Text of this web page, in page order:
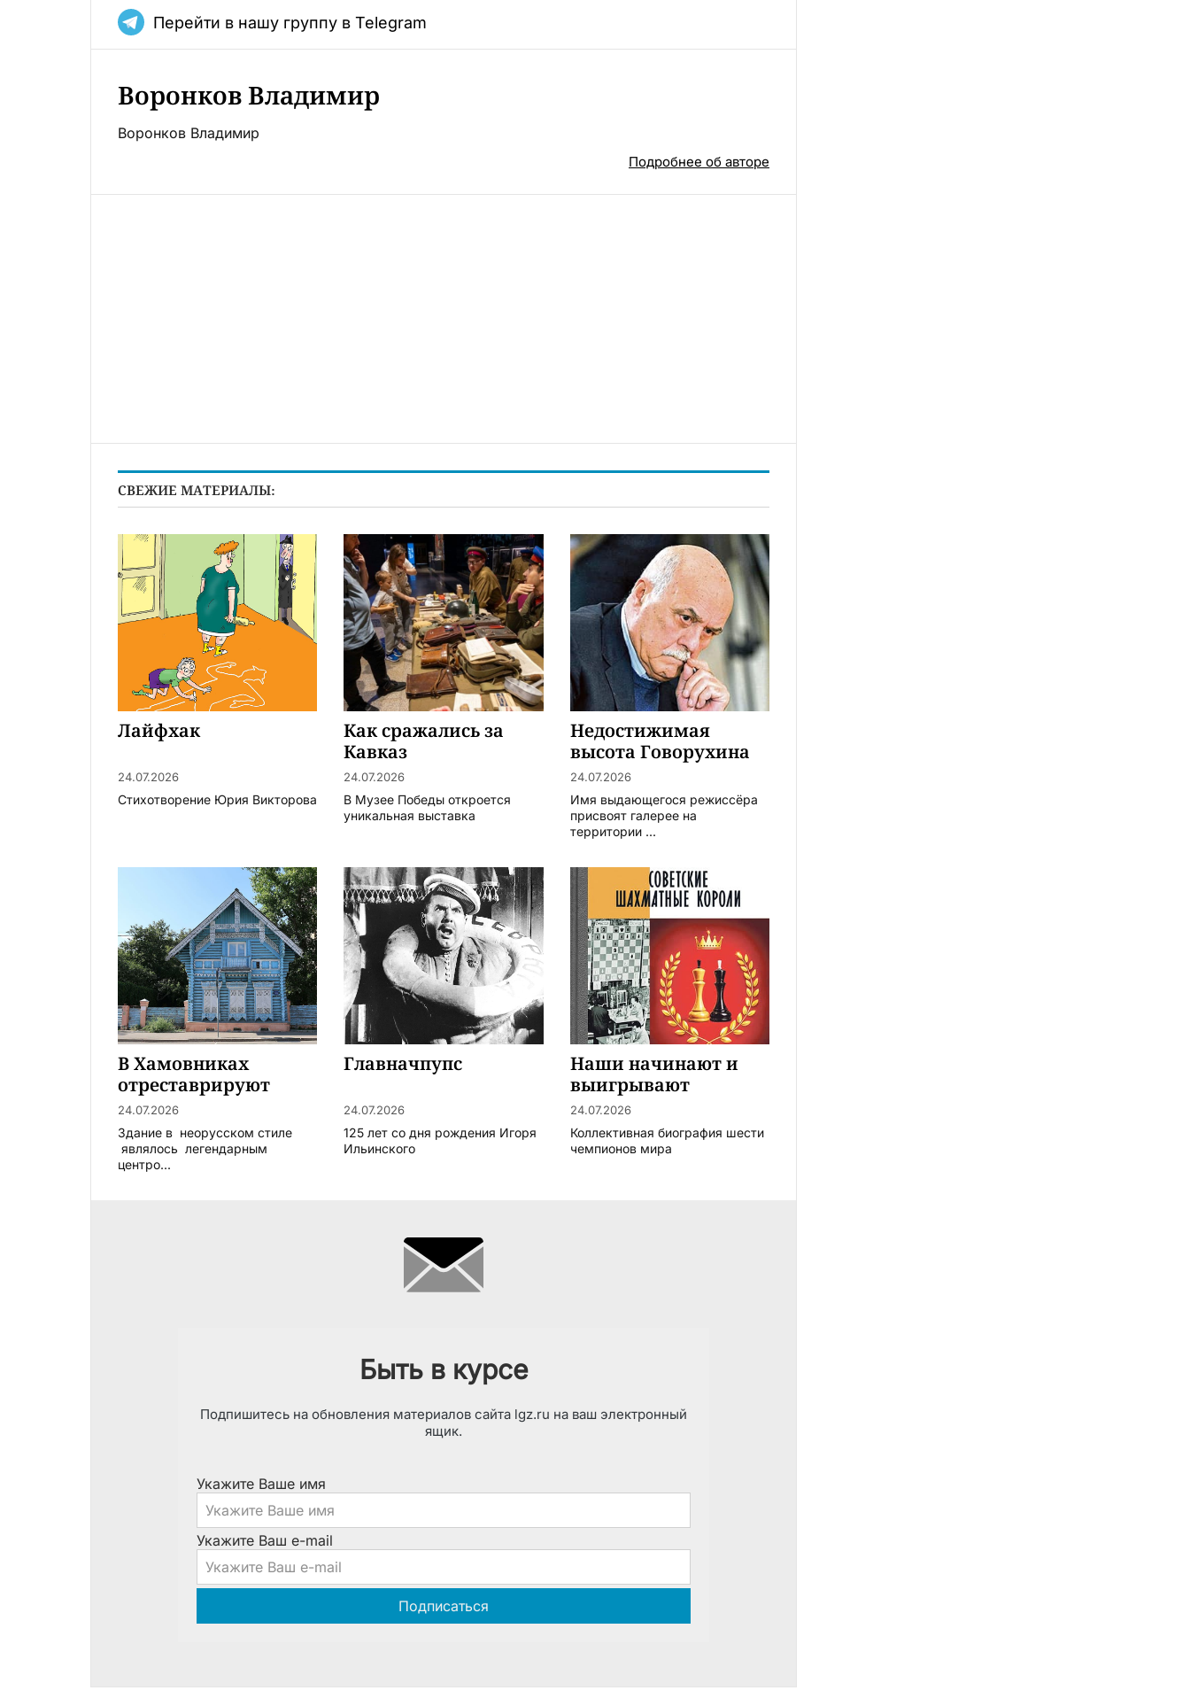
Перейти в нашу группу в Telegram
Воронков Владимир
Воронков Владимир
Подробнее об авторе
СВЕЖИЕ МАТЕРИАЛЫ:
Лайфхак
24.07.2026
Стихотворение Юрия Викторова
Как сражались за
Кавказ
24.07.2026
В Музее Победы откроется
уникальная выставка
Недостижимая
высота Говорухина
24.07.2026
Имя выдающегося режиссёра
присвоят галерее на
территории ...
В Хамовниках
отреставрируют
легендарную
Погодинскую избу
24.07.2026
Здание в неорусском стиле
являлось легендарным
центро...
Главначпупс
24.07.2026
125 лет со дня рождения Игоря
Ильинского
Наши начинают и
выигрывают
24.07.2026
Коллективная биография шести
чемпионов мира
Быть в курсе
Подпишитесь на обновления материалов сайта lgz.ru на ваш электронный
ящик.
Укажите Ваше имя
Укажите Ваш e-mail